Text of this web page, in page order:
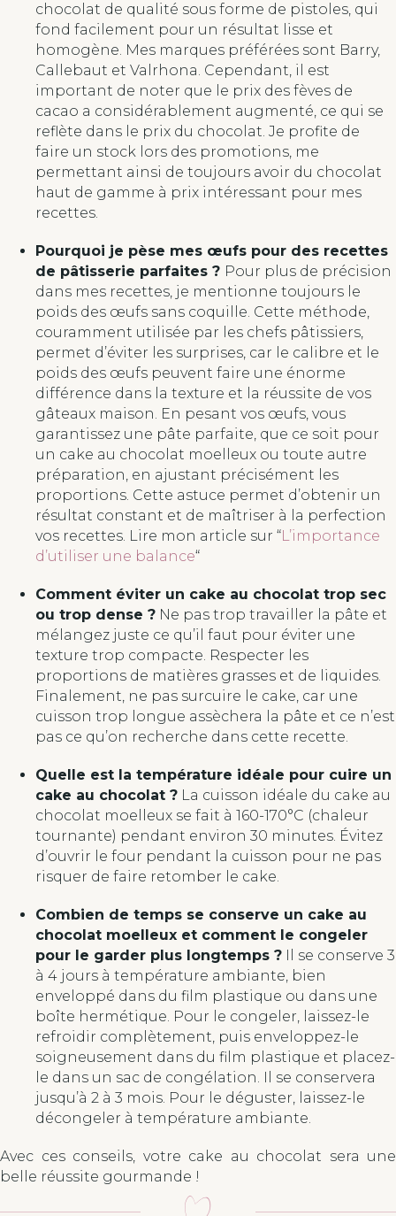
chocolat de qualité sous forme de pistoles, qui
fond facilement pour un résultat lisse et
homogène. Mes marques préférées sont Barry,
Callebaut et Valrhona. Cependant, il est
important de noter que le prix des fèves de
cacao a considérablement augmenté, ce qui se
reflète dans le prix du chocolat. Je profite de
faire un stock lors des promotions, me
permettant ainsi de toujours avoir du chocolat
haut de gamme à prix intéressant pour mes
recettes.
Pourquoi je pèse mes œufs pour des recettes
de pâtisserie parfaites ? Pour plus de précision
dans mes recettes, je mentionne toujours le
poids des œufs sans coquille. Cette méthode,
couramment utilisée par les chefs pâtissiers,
permet d’éviter les surprises, car le calibre et le
poids des œufs peuvent faire une énorme
différence dans la texture et la réussite de vos
gâteaux maison. En pesant vos œufs, vous
garantissez une pâte parfaite, que ce soit pour
un cake au chocolat moelleux ou toute autre
préparation, en ajustant précisément les
proportions. Cette astuce permet d’obtenir un
résultat constant et de maîtriser à la perfection
vos recettes. Lire mon article sur “L’importance
d’utiliser une balance“
Comment éviter un cake au chocolat trop sec
ou trop dense ? Ne pas trop travailler la pâte et
mélangez juste ce qu’il faut pour éviter une
texture trop compacte. Respecter les
proportions de matières grasses et de liquides.
Finalement, ne pas surcuire le cake, car une
cuisson trop longue assèchera la pâte et ce n’est
pas ce qu’on recherche dans cette recette.
Quelle est la température idéale pour cuire un
cake au chocolat ? La cuisson idéale du cake au
chocolat moelleux se fait à 160-170°C (chaleur
tournante) pendant environ 30 minutes. Évitez
d’ouvrir le four pendant la cuisson pour ne pas
risquer de faire retomber le cake.
Combien de temps se conserve un cake au
chocolat moelleux et comment le congeler
pour le garder plus longtemps ? Il se conserve 3
à 4 jours à température ambiante, bien
enveloppé dans du film plastique ou dans une
boîte hermétique. Pour le congeler, laissez-le
refroidir complètement, puis enveloppez-le
soigneusement dans du film plastique et placez-
le dans un sac de congélation. Il se conservera
jusqu’à 2 à 3 mois. Pour le déguster, laissez-le
décongeler à température ambiante.
Avec ces conseils, votre cake au chocolat sera une
belle réussite gourmande !